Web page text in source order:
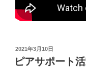
投
稿
日:
2021年3月10日
ピアサポート